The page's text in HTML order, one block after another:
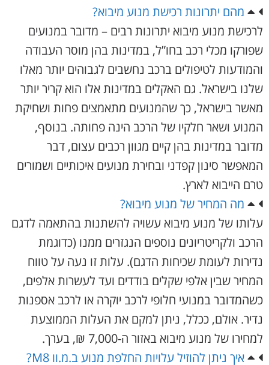
מהם יתרונות רכישת מנוע מיבוא?
לרכישת מנוע מיבוא יתרונות רבים – מדובר במנועים
שפורקו מכלי רכב בחו”ל, במדינות בהן מוסר העבודה
והמודעות לטיפולים ברכב נחשבים לגבוהים יותר מאלו
שלנו בישראל. גם האקלים במדינות אלו הוא קריר יותר
מאשר בישראל, כך שהמנועים מתאמצים פחות ושחיקת
המנוע ושאר חלקיו של הרכב הינה פחותה. בנוסף,
מדובר במדינות בהן קיים מגוון רכבים עצום, דבר
המאפשר סינון קפדני ובחירת מנועים איכותיים ושמורים
טרם הייבוא לארץ.
מה המחיר של מנוע מיבוא?
עלותו של מנוע מיבוא עשויה להשתנות בהתאמה לדגם
הרכב ולקריטריונים נוספים הנגזרים ממנו (כדוגמת
נדירות לעומת שכיחות הדגם). עלות זו נעה על טווח
המחיר שבין אלפי שקלים בודדים ועד לעשרות אלפים,
כשהמדובר במנועי חלופי לרכב יוקרה או לרכב אספנות
נדיר. אולם, ככלל, ניתן למקם את העלות הממוצעת
למחירו של מנוע מיבוא באזור ה-7,000 ₪, בערך.
איך ניתן להוזיל עלויות החלפת מנוע ב.מ.וו M8?